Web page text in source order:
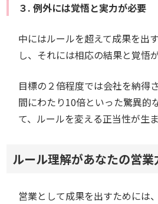
３. 例外には覚悟と実力が必要
中にはルールを超えて成果を出
し、それには相応の結果と覚悟
目標の２倍程度では会社を納得
間にわたり10倍といった驚異的
て、ルールを変える正当性が生ま
ルール理解があなたの営
営業として成果を出すためには